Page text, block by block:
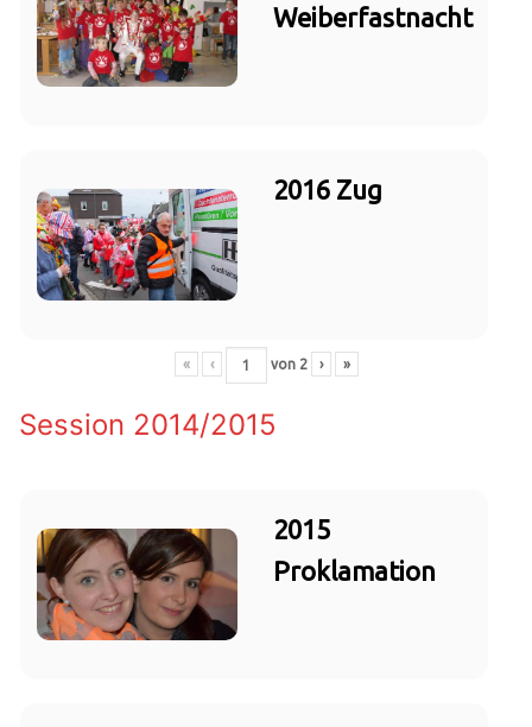
Weiberfastnacht
2016 Zug
« ‹ von 2 › »
Session 2014/2015
2015
Proklamation